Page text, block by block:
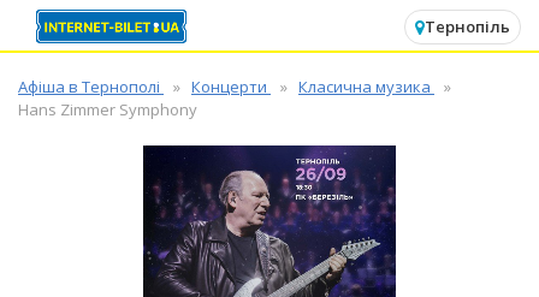
Тернопіль
Афіша в Тернополі Концерти
Класична музика
Hans Zimmer Symphony